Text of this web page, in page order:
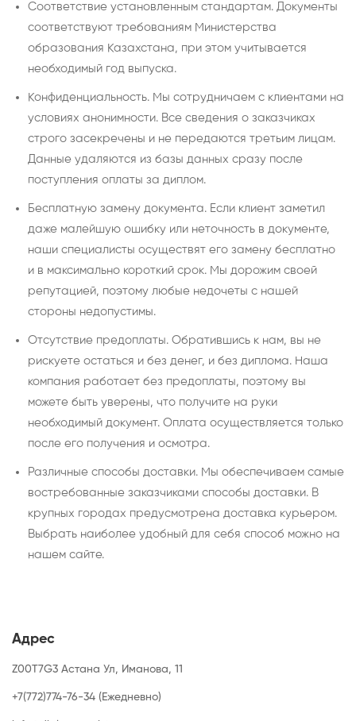
Соответствие установленным стандартам. Документы
соответствуют требованиям Министерства
образования Казахстана, при этом учитывается
необходимый год выпуска.
Конфиденциальность. Мы сотрудничаем с клиентами на
условиях анонимности. Все сведения о заказчиках
строго засекречены и не передаются третьим лицам.
Данные удаляются из базы данных сразу после
поступления оплаты за диплом.
Бесплатную замену документа. Если клиент заметил
даже малейшую ошибку или неточность в документе,
наши специалисты осуществят его замену бесплатно
и в максимально короткий срок. Мы дорожим своей
репутацией, поэтому любые недочеты с нашей
стороны недопустимы.
Отсутствие предоплаты. Обратившись к нам, вы не
рискуете остаться и без денег, и без диплома. Наша
компания работает без предоплаты, поэтому вы
можете быть уверены, что получите на руки
необходимый документ. Оплата осуществляется только
после его получения и осмотра.
Различные способы доставки. Мы обеспечиваем самые
востребованные заказчиками способы доставки. В
крупных городах предусмотрена доставка курьером.
Выбрать наиболее удобный для себя способ можно на
нашем сайте.
Адрес
Z00T7G3 Астана Ул, Иманова, 11
+7(772)774-76-34 (Ежедневно)